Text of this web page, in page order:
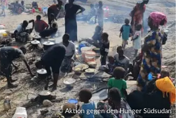
© Aktion gegen den Hunger Südsudan